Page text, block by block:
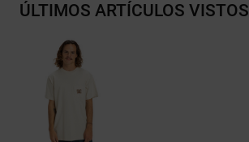
ÚLTIMOS ARTÍCULOS VISTOS